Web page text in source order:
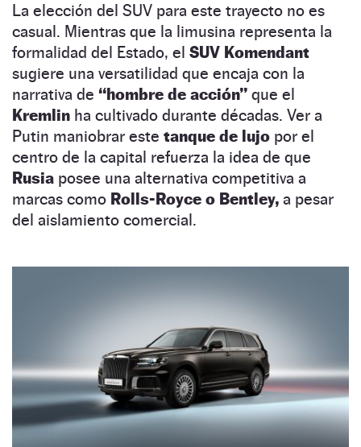
La elección del SUV para este trayecto no es
casual. Mientras que la limusina representa la
formalidad del Estado, el SUV Komendant
sugiere una versatilidad que encaja con la
narrativa de “hombre de acción” que el
Kremlin ha cultivado durante décadas. Ver a
Putin maniobrar este tanque de lujo por el
centro de la capital refuerza la idea de que
Rusia posee una alternativa competitiva a
marcas como Rolls-Royce o Bentley, a pesar
del aislamiento comercial.